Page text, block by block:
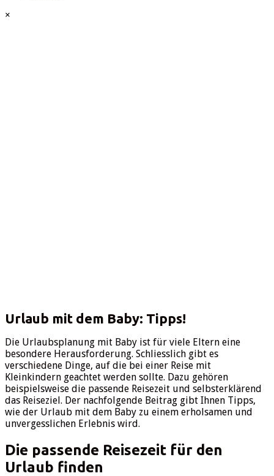
×
Urlaub mit dem Baby: Tipps!
Die Urlaubsplanung mit Baby ist für viele Eltern eine
besondere Herausforderung. Schliesslich gibt es
verschiedene Dinge, auf die bei einer Reise mit
Kleinkindern geachtet werden sollte. Dazu gehören
beispielsweise die passende Reisezeit und selbsterklärend
das Reiseziel. Der nachfolgende Beitrag gibt Ihnen Tipps,
wie der Urlaub mit dem Baby zu einem erholsamen und
unvergesslichen Erlebnis wird.
Die passende Reisezeit für den
Urlaub finden